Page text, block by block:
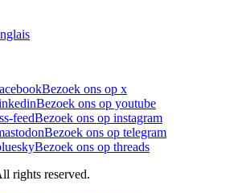
Bezoek ons op x
Bezoek ons op youtube
feedBezoek ons op instagram
Bezoek ons op telegram
Bezoek ons op threads
rights reserved.